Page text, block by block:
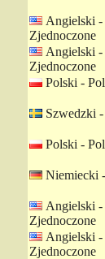
Angielski -
Zjednoczone
Angielski -
Zjednoczone
Polski -
Szwedzki
Polski -
Niemiecki
Angielski -
Zjednoczone
Angielski -
Zjednoczone